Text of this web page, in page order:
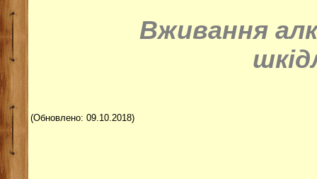
Вживання
(Обновлено: 09.10.2018)